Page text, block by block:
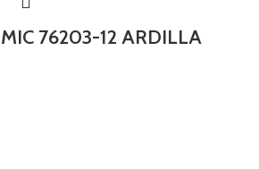
76203-12 ARDILLA